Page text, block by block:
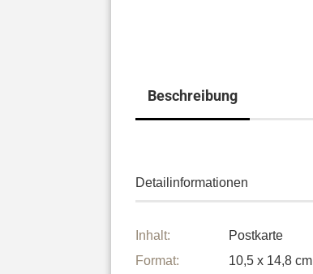
Beschreibung
Detailinformationen
Inhalt:
Format:
Postkarte
10,5 x 14,8 cm